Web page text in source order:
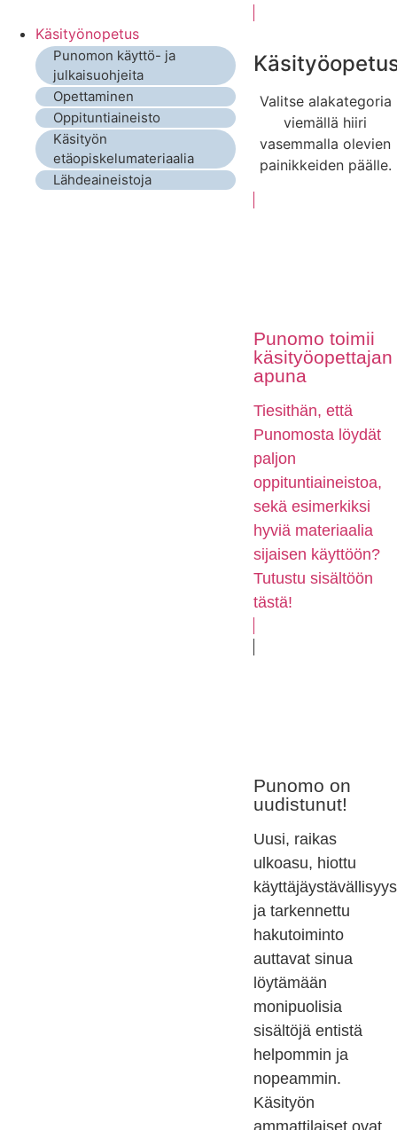
Käsityönopetus
Punomon käyttö- ja
julkaisuohjeita
Opettaminen
Oppituntiaineisto
Käsityön
etäopiskelumateriaalia
Lähdeaineistoja
Valitse alakategoria
viemällä hiiri
vasemmalla olevien
painikkeiden päälle.
Punomo toimii
käsityöopettajan
apuna
Tiesithän, että
Punomosta löydät
paljon
oppituntiaineistoa,
sekä esimerkiksi
hyviä materiaalia
sijaisen käyttöön?
Tutustu sisältöön
tästä!
Punomo on
uudistunut!
Uusi, raikas
ulkoasu, hiottu
käyttäjäystävällisyys
ja tarkennettu
hakutoiminto
auttavat sinua
löytämään
monipuolisia
sisältöjä entistä
helpommin ja
nopeammin.
Käsityön